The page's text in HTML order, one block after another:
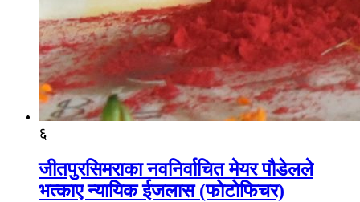
६
जीतपुरसिमराका नवनिर्वाचित मेयर पौडेलले
भत्काए न्यायिक ईजलास (फोटोफिचर)